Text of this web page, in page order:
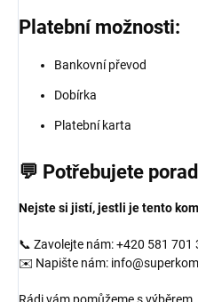
Platební možnosti:
Bankovní převod
Dobírka
Platební karta
💬 Potřebujete
Nejste si jistí, jestli je tento
📞 Zavolejte nám: +420 581
✉️ Napište nám:
Rádi vám pomůžeme s